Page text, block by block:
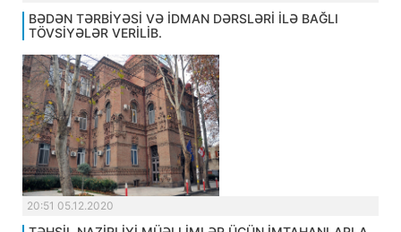
BƏDƏN TƏRBİYƏSİ VƏ İDMAN DƏRSLƏRİ İLƏ BAĞLI
TÖVSİYƏLƏR VERİLİB.
20:51 05.12.2020